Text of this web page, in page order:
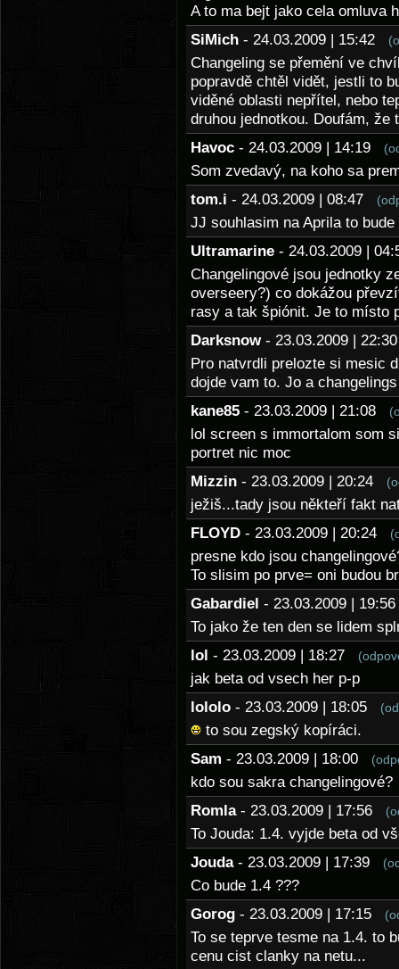
A to ma bejt jako cela omluva
SiMich - 24.03.2009 | 15:42
Changeling se přemění ve
popravdě chtěl vidět, jestli to
viděné oblasti nepřítel, nebo
druhou jednotkou. Doufám,
Havoc - 24.03.2009 | 14:19
Som zvedavý, na koho sa
tom.i - 24.03.2009 | 08:47
JJ souhlasim na Aprila to
Ultramarine - 24.03.2009 |
Changelingové jsou jednotky
overseery?) co dokážou
rasy a tak špiónit. Je to místo
Darksnow - 23.03.2009 |
Pro natvrdli prelozte si mesic
dojde vam to. Jo a
kane85 - 23.03.2009 | 21:08
lol screen s immortalom som
portret nic moc
Mizzin - 23.03.2009 | 20:24
ježiš...tady jsou někteří fakt
FLOYD - 23.03.2009 | 20:24
presne kdo jsou
To slisim po prve= oni budou
Gabardiel - 23.03.2009 |
To jako že ten den se lidem
lol - 23.03.2009 | 18:27
jak beta od vsech her p-p
lololo - 23.03.2009 | 18:05
to sou zegský kopíráci.
Sam - 23.03.2009 | 18:00
kdo sou sakra changelingové?
Romla - 23.03.2009 | 17:56
To Jouda: 1.4. vyjde beta od
Jouda - 23.03.2009 | 17:39
Co bude 1.4 ???
Gorog - 23.03.2009 | 17:15
To se teprve tesme na 1.4. to
cenu cist clanky na netu...